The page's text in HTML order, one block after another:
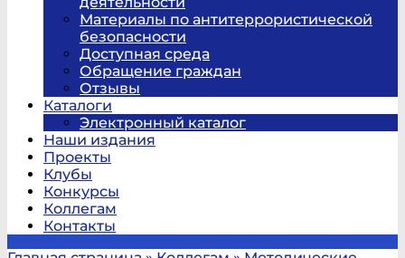
Материалы по антитеррористической
безопасности
Доступная среда
Обращение граждан
Отзывы
Каталоги
Электронный каталог
Наши издания
Проекты
Клубы
Конкурсы
Коллегам
Контакты